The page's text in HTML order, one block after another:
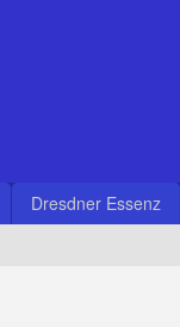
Dresdner Essenz